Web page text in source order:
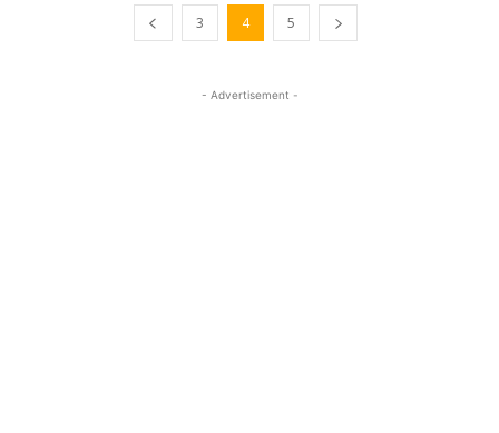
3 4 5
- Advertisement -